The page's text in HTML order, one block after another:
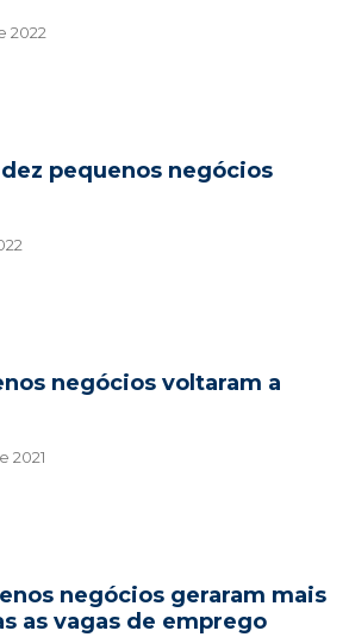
2022
pequenos negócios
negócios voltaram a
2021
negócios geraram mais
as vagas de emprego